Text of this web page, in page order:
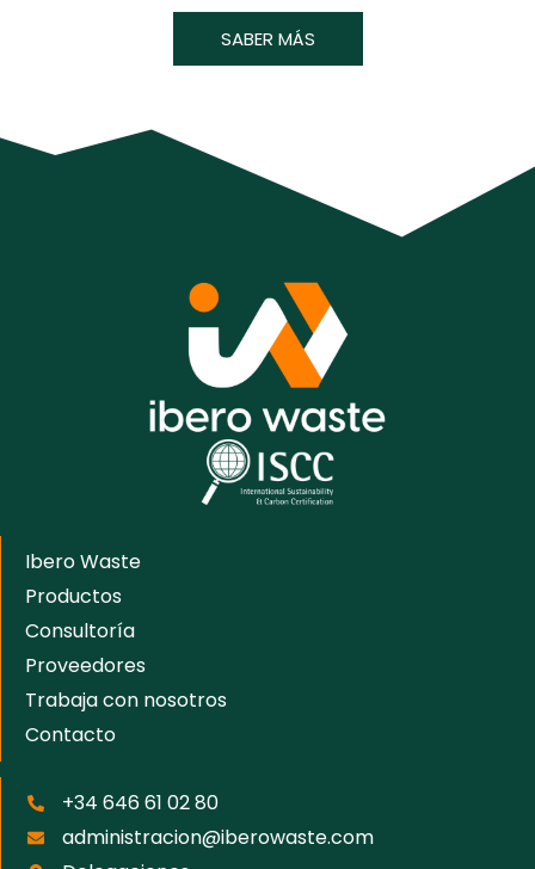
SABER MÁS
Ibero Waste
Productos
Consultoría
Proveedores
Trabaja con nosotros
Contacto
+34 646 61 02 80
administracion@iberowaste.com